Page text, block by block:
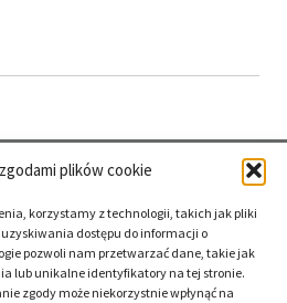
plików cookie
korzystamy z technologii, takich jak pliki
dostępu do informacji o
pozwoli nam przetwarzać dane, takie jak
lub unikalne identyfikatory na tej stronie.
zgody może niekorzystnie wpłynąć na